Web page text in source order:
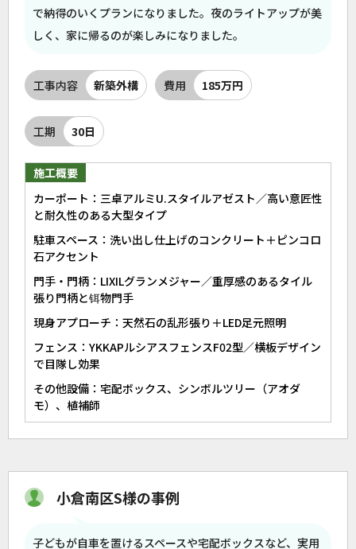
で納得のいくプランになりました。夜のライトアップが美
しく、家に帰るのが楽しみになりました。
工事内容 新築外構 費用 185万円
工期 30日
施工概要
カーポート：三卓アルミU.スタイルアゼスト／高い意匠性
と耐久性のある大型タイプ
駐車スペース：洗い出し仕上げのコンクリート＋ピンコロ
石アクセント
門手・門柄：LIXILグランメジャー／重厚感のあるタイル
張り門柄と铒物門手
現身アプローチ：天然石の乱形張り＋LED足元照明
フェンス：YKKAPルシアスフェンスF02型／横板デザイン
で目隊し効果
その他設備：宅配ボックス、シンボルツリー（アオダ
モ）、植補師
小倉南区S様の事例
子どもが自車を置けるスペースや宅配ボックスなど、実用